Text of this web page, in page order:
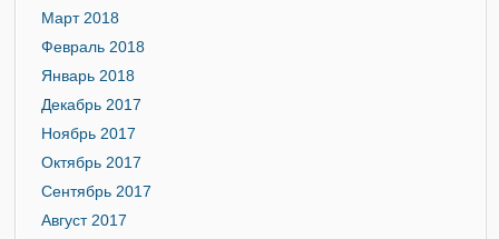
Март 2018
Февраль 2018
Январь 2018
Декабрь 2017
Ноябрь 2017
Октябрь 2017
Сентябрь 2017
Август 2017